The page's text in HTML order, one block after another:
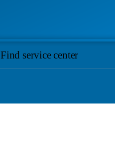
Find service center